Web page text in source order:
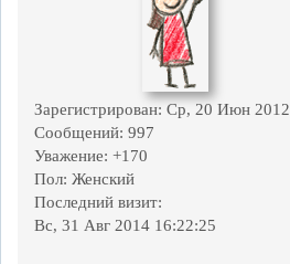
Зарегистрирован: Ср, 20 Июн 2012
Сообщений: 997
Уважение: +170
Пол: Женский
Последний визит:
Вс, 31 Авг 2014 16:22:25